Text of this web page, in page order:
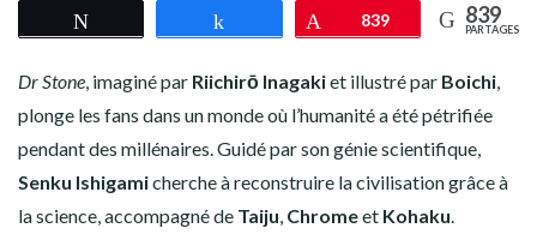
Partagez Épingle
839 839
PARTAGES
Dr Stone, imaginé par Riichirō Inagakiet illustré par Boichi,
plonge les fans dans un monde où l’humanité a été pétrifiée
pendant des millénaires. Guidé par son génie scientifique,
Senku Ishigamicherche à reconstruire la civilisation grâce à
la science, accompagné de Taiju, Chromeet Kohaku.
BORUTO
CHAINSAW MAN
COWBOY BEBOP
DEATH NOTE